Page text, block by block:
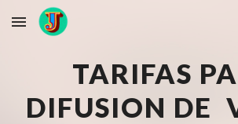
Skip to main content
TARIFAS
DIFUSION DE